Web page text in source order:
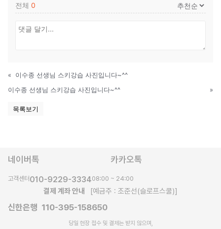
전체 0
«
이수종 선생님 스키강습 사진입니다~^^
이수종 선생님 스키강습 사진입니다~^^
»
목록보기
네이버톡 카카오톡
고객센터010-9229-333408:00 ~ 24:00
결제 계좌 안내 [예금주 : 조준선(슬로프스쿨)]
신한은행 110-395-158650
당일 현장 접수 및 결제는 받지 않으며,